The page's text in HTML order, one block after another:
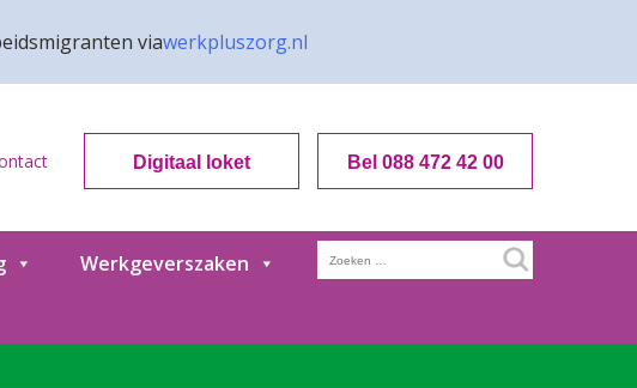
viawerkpluszorg.nl
Digitaal loket Bel 088 472 42 00
Werkgeverszaken
Zoeken
naar: